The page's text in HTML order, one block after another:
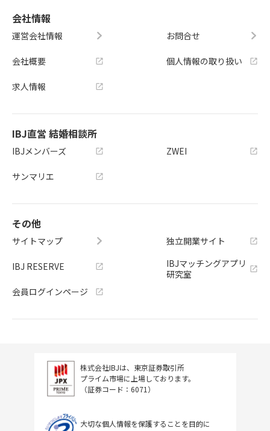
会社情報
運営会社情報
会社概要
求人情報
お問合せ
個人情報の取り扱い
IBJ直営 結婚相談所
IBJメンバーズ
サンマリエ
ZWEI
その他
サイトマップ
IBJ RESERVE
会員ログインページ
独立開業サイト
IBJマッチングアプリ
研究室
株式会社IBJは、東京証券取引所
プライム市場に上場しております。
（証券コード：6071）
大切な個人情報を保護することを目的に